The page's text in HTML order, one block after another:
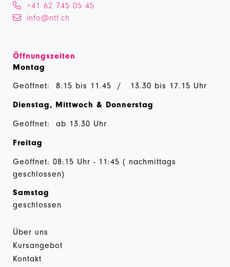
+41 62 745 05 45
info@ntf.ch
Öffnungszeiten
Montag
Geöffnet: 8.15 bis 11.45 / 13.30 bis 17.15 Uhr
Dienstag, Mittwoch & Donnerstag
Geöffnet: ab 13.30 Uhr
Freitag
Geöffnet: 08:15 Uhr - 11:45 ( nachmittags
geschlossen)
Samstag
geschlossen
Über uns
Kursangebot
Kontakt